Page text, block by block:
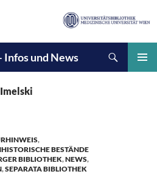
Infos und News
,
BESTÄNDE
BIBLIOTHEK,NEWS,
,SEPARATA BIBLIOTHEK